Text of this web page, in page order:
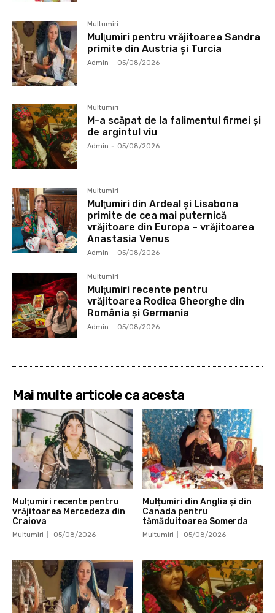
Multumiri
Mulţumiri pentru vrăjitoarea Sandra
primite din Austria și Turcia
Admin - 05/08/2026
Multumiri
M-a scăpat de la falimentul firmei și
de argintul viu
Admin - 05/08/2026
Multumiri
Mulţumiri din Ardeal și Lisabona
primite de cea mai puternică
vrăjitoare din Europa – vrăjitoarea
Anastasia Venus
Admin - 05/08/2026
Multumiri
Mulţumiri recente pentru
vrăjitoarea Rodica Gheorghe din
România și Germania
Admin - 05/08/2026
Mai multe articole ca acesta
Mulţumiri recente pentru
vrăjitoarea Mercedeza din
Craiova
Multumiri 05/08/2026
Mulțumiri din Anglia și din
Canada pentru
tămăduitoarea Somerda
Multumiri 05/08/2026